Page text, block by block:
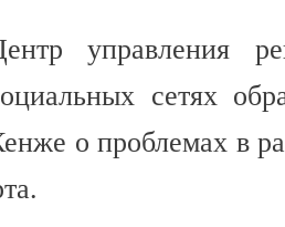
управления
сетях
о проблемах в